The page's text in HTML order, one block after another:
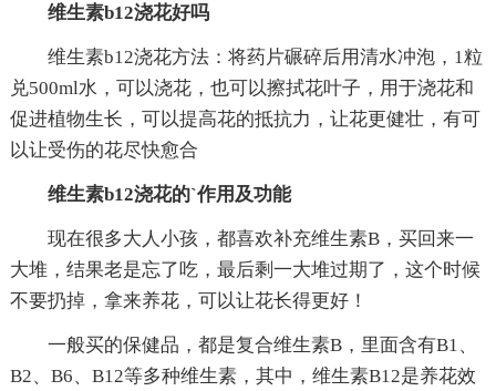
维生素b12浇花好吗
维生素b12浇花方法：将药片碾碎后用清水冲泡，1粒
兑500ml水，可以浇花，也可以擦拭花叶子，用于浇花和
促进植物生长，可以提高花的抵抗力，让花更健壮，有可
以让受伤的花尽快愈合
维生素b12浇花的`作用及功能
现在很多大人小孩，都喜欢补充维生素B，买回来一
大堆，结果老是忘了吃，最后剩一大堆过期了，这个时候
不要扔掉，拿来养花，可以让花长得更好！
一般买的保健品，都是复合维生素B，里面含有B1、
B2、B6、B12等多种维生素，其中，维生素B12是养花效